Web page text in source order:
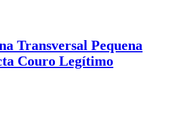
Transversal Pequena
Couro Legítimo